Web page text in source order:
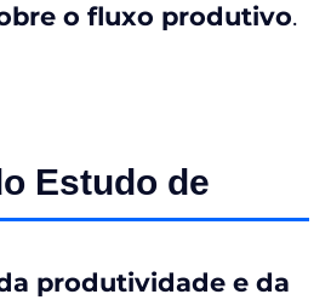
o fluxo produtivo.
Estudo de
produtividade e da